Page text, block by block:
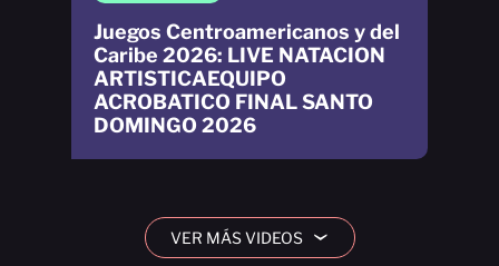
Juegos Centroamericanos y del
Caribe 2026: LIVE NATACION
ARTISTICAEQUIPO
ACROBATICO FINAL SANTO
DOMINGO 2026
VER MÁS VIDEOS ›